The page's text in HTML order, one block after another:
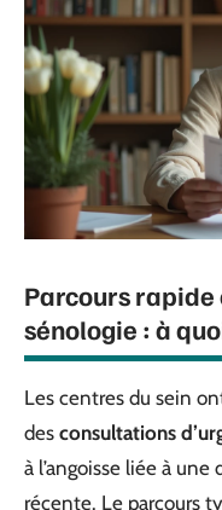
Parcours rapide
sénologie : à
Les centres du sein
des consultations
à l’angoisse liée à
récente. Le parcours